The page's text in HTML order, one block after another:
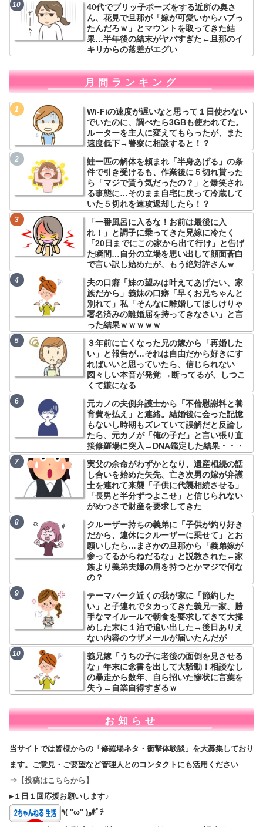
40代でブリッ子ポーズをする近所の奥さ
ん、花見で旦那が「嫁が可愛いからハブっ
たんだろｗ」とマウントを取ってきた結
果…半年後の結末がヤバすぎた←旦那のイ
キリからの落差がエグい
月間ランキング
Wi-Fiの速度が遅いなと思って１日使わない
でいたのに、調べたら3GBも使われてた。
ルーターを主人に変えてもらったが、また
速度低下→警察に相談すると！？
鮭一匹の解体を頼まれ「半身あげる」の条
件で引き受けるも、作業後に５切れ貰った
ら「マジで貰う気だったの？」と爆笑され
る事態に…そのまま自宅に戻って冷蔵して
いた５切れを速攻返却したら！？
「一番風呂に入るな！お前は最後に入
れ！」と調子に乗ってきた兄嫁に冷たく
「20日までにこの家から出て行け」と告げ
た瞬間…自分の立場を思い出して顔面蒼白
で言い訳し始めたが、もう絶対許さんｗ
夫の口癖「妹の望みは叶えてあげたい、家
族だから」義妹の口癖「早くお兄ちゃんと
別れて」私「そんなに離婚してほしけりゃ
署名済みの離婚届を持ってきなさい」と言
った結果ｗｗｗｗｗ
３年前に亡くなった兄の嫁から「再婚した
い」と報告が…それは自由だから好きにす
ればいいと思っていたら、信じられない
図々しい本音が発覚 →断ってるが、しつこ
くて嫌になる
元カノの夫側弁護士から「不倫慰謝料と養
育費を払え」と連絡。結婚後に会った記憶
もないし時期もズレていて誤解だと反論し
たら、元カノが「俺の子だ」と言い張り直
接修羅場に突入→DNA鑑定した結果・・・
実父の余命がわずかとなり、遺産相続の話
し合いを始めた矢先、亡き次男の嫁が弁護
士を連れて来襲「子供に代襲相続させる」
「長男と半分ずつよこせ」と信じられない
がめつさで財産を要求してきた
クルーザー持ちの義弟に「子供が釣り好き
だから、連休にクルーザーに乗せて」とお
願いしたら…まさかの旦那から「義弟嫁が
参ってるからねだるな」と説教された←家
族より義弟夫婦の肩を持つとかマジで何な
の？
テーマパーク近くの我が家に「節約した
い」と子連れでタカってきた義兄一家、勝
手なマイルールで朝食を要求してきて大揉
めした末に１泊で追い出した→後日ありえ
ない内容のウザメールが届いたんだが
義兄嫁「うちの子に老後の面倒を見させる
な」年末に念書を出して大騒動！相談なし
の暴走から数年、自ら招いた惨状に言葉を
失う←自業自得すぎるｗ
お知らせ
当サイトでは皆様からの「修羅場ネタ・衝撃体験談」を大募集しており
ます。ご意見・ご要望など管理人とのコンタクトにも活用ください
⇒ 【投稿はこちらから 】
▸１日１回応援お願いします♪
٩( ''ω'' )وﾎﾟﾁ